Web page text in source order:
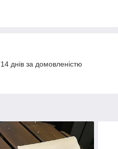
днів за домовленістю